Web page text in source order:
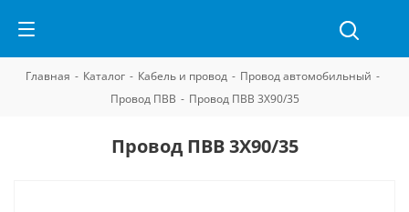
Главная - Каталог - Кабель и провод - Провод автомобильный -
Провод ПВВ - Провод ПВВ 3Х90/35
Провод ПВВ 3Х90/35